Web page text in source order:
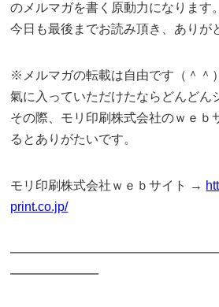
のメルマガを書く原動力になります。
今日も最後までお読み頂き、ありが
※メルマガの転載は自由です（＾＾）
氣に入っていただけたならどんどん
その際、モリ印刷株式会社のｗｅｂ
るとありがたいです。
モリ印刷株式会社ｗｅｂサイト →
print.co.jp/
━━━━━━━